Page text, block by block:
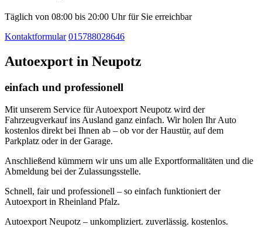
Täglich von 08:00 bis 20:00 Uhr für Sie erreichbar
Kontaktformular 015788028646
Autoexport in Neupotz
einfach und professionell
Mit unserem Service für Autoexport Neupotz wird der
Fahrzeugverkauf ins Ausland ganz einfach. Wir holen Ihr Auto
kostenlos direkt bei Ihnen ab – ob vor der Haustür, auf dem
Parkplatz oder in der Garage.
Anschließend kümmern wir uns um alle Exportformalitäten und die
Abmeldung bei der Zulassungsstelle.
Schnell, fair und professionell – so einfach funktioniert der
Autoexport in Rheinland Pfalz.
Autoexport Neupotz – unkompliziert. zuverlässig. kostenlos.